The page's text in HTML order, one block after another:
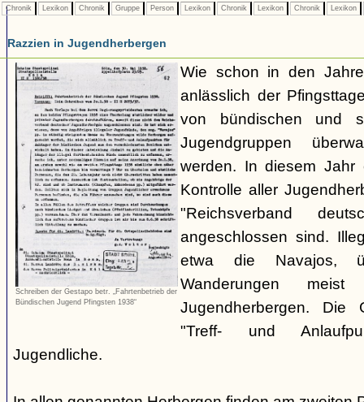
Chronik Lexikon Chronik Gruppe Person Lexikon Chronik Lexikon Chronik Lexikon
Razzien in Jugendherbergen
Schreiben der Gestapo betr. „Fahrtenbetrieb der
Bündischen Jugend Pfingsten 1938“
Wie schon in den
anlässlich der
von bündischen und
Jugendgruppen
werden. In diesem Jahr
Kontrolle aller
"Reichsverband
angeschlossen sind.
etwa die Navajos,
Wanderungen
Jugendherbergen.
"Treff- und
Jugendliche.